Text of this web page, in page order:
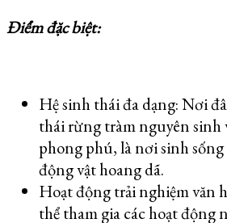
Điểm đặc biệt:
Hệ sinh thái đa dạng: Nơi
thái rừng tràm nguyên sinh
phong phú, là nơi sinh
động vật hoang dã.
Hoạt động trải nghiệm văn
thể tham gia các hoạt động